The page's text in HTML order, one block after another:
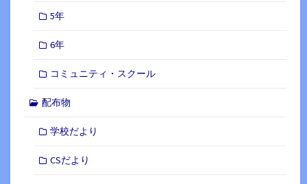
5年
6年
コミュニティ・スクール
配布物
学校だより
CSだより